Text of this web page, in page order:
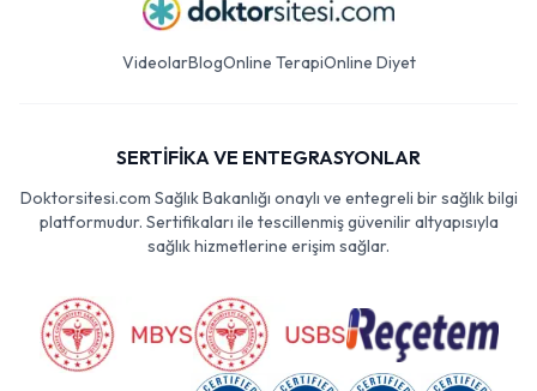
VideolarBlogOnline TerapiOnline Diyet
SERTİFİKA VE ENTEGRASYONLAR
Doktorsitesi.com Sağlık Bakanlığı onaylı ve entegreli bir sağlık bilgi
platformudur. Sertifikaları ile tescillenmiş güvenilir altyapısıyla
sağlık hizmetlerine erişim sağlar.